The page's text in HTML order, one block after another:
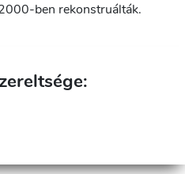
ben rekonstruálták.